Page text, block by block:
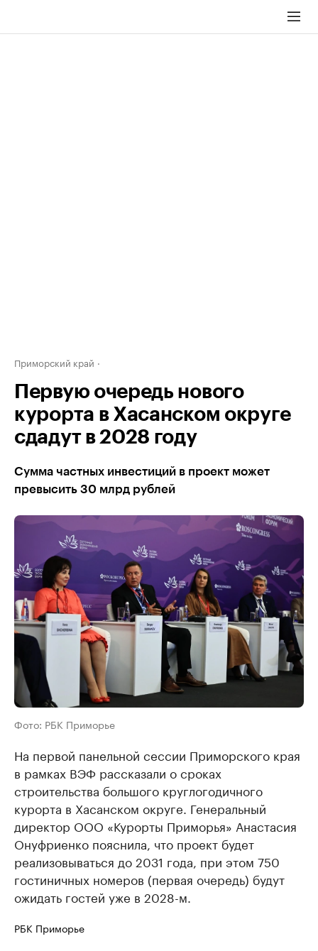
Приморский край
Первую очередь нового
курорта в Хасанском округе
сдадут в 2028 году
Сумма частных инвестиций в проект может
превысить 30 млрд рублей
Фото: РБК Приморье
На первой панельной сессии Приморского края
в рамках ВЭФ рассказали о сроках
строительства большого круглогодичного
курорта в Хасанском округе. Генеральный
директор ООО «Курорты Приморья» Анастасия
Онуфриенко пояснила, что проект будет
реализовываться до 2031 года, при этом 750
гостиничных номеров (первая очередь) будут
ожидать гостей уже в 2028-м.
РБК Приморье